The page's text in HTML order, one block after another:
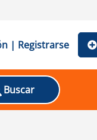
| Registrarse
Buscar